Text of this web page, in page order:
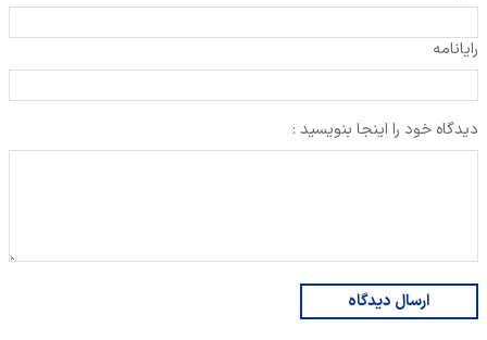
رایانامه
دیدگاه خود را اینجا بنویسید :
ارسال دیدگاه